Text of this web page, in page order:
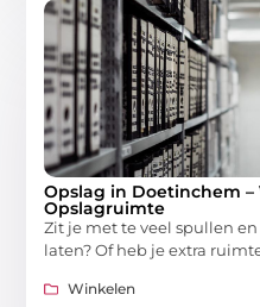
Opslag in Doetinchem
Opslagruimte
Zit je met te veel spullen
laten? Of heb je extra
Winkelen